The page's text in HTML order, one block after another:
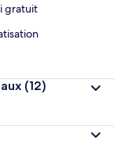
gratuit
(12)